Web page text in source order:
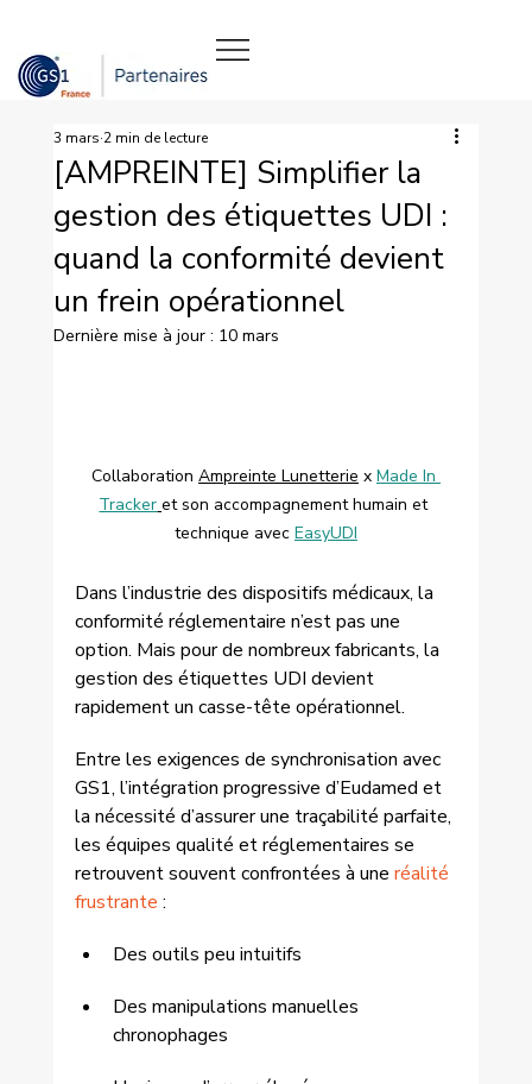
[AMPREINTE] Simplifier la
gestion des étiquettes UDI :
quand la conformité devient
un frein opérationnel
3 mars 2 min de lecture
Dernière mise à jour : 10 mars
Collaboration Ampreinte Lunetterie x Made In
Tracker et son accompagnement humain et
technique avec EasyUDI
Dans l’industrie des dispositifs médicaux, la
conformité réglementaire n’est pas une
option. Mais pour de nombreux fabricants, la
gestion des étiquettes UDI devient
rapidement un casse-tête opérationnel.
Entre les exigences de synchronisation avec
GS1, l’intégration progressive d’Eudamed et
la nécessité d’assurer une traçabilité parfaite,
les équipes qualité et réglementaires se
retrouvent souvent confrontées à une réalité
frustrante :
Des outils peu intuitifs
Des manipulations manuelles
chronophages